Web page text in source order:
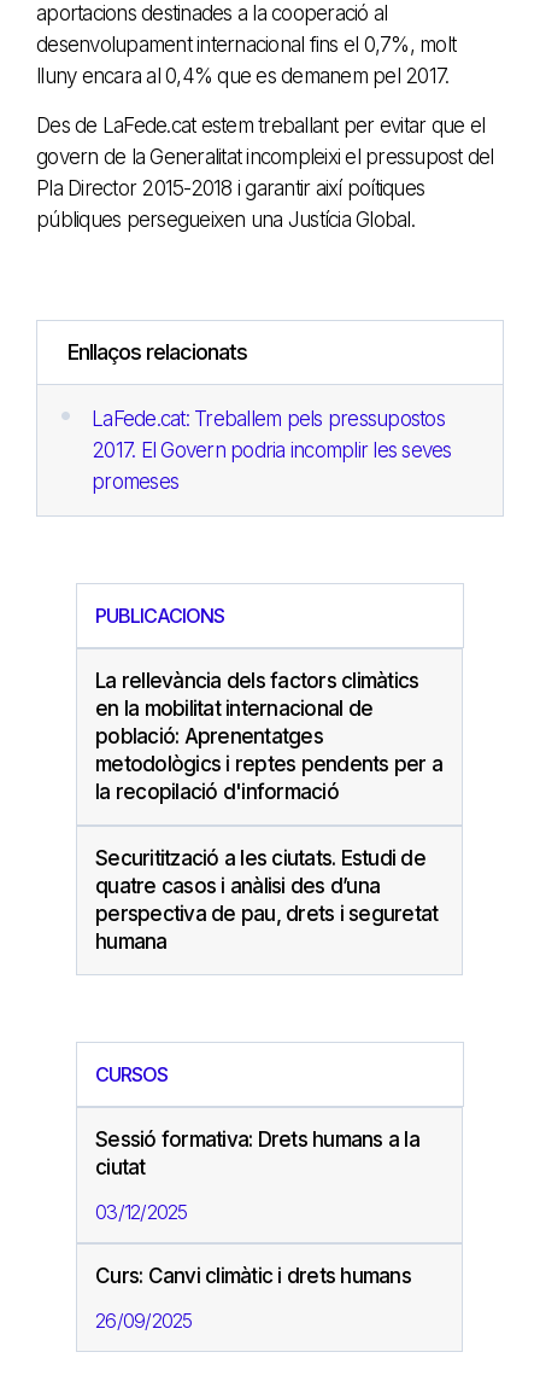
aportacions destinades a la cooperació al
desenvolupament internacional fins el 0,7%, molt
lluny encara al 0,4% que es demanem pel 2017.
Des de LaFede.cat estem treballant per evitar que el
govern de la Generalitat incompleixi el pressupost del
Pla Director 2015-2018 i garantir així poítiques
públiques persegueixen una Justícia Global.
Enllaços relacionats
LaFede.cat: Treballem pels pressupostos
2017. El Govern podria incomplir les seves
promeses
PUBLICACIONS
La rellevància dels factors climàtics
en la mobilitat internacional de
població: Aprenentatges
metodològics i reptes pendents per a
la recopilació d'informació
Securitització a les ciutats. Estudi de
quatre casos i anàlisi des d’una
perspectiva de pau, drets i seguretat
humana
CURSOS
Sessió formativa: Drets humans a la
ciutat
03/12/2025
Curs: Canvi climàtic i drets humans
26/09/2025